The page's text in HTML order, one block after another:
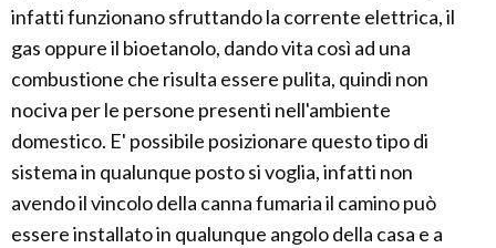
infatti funzionano sfruttando la corrente elettrica, il
gas oppure il bioetanolo, dando vita così ad una
combustione che risulta essere pulita, quindi non
nociva per le persone presenti nell'ambiente
domestico. E' possibile posizionare questo tipo di
sistema in qualunque posto si voglia, infatti non
avendo il vincolo della canna fumaria il camino può
essere installato in qualunque angolo della casa e a